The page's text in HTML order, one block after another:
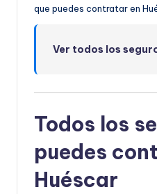
que puedes contratar en
Ver todos los
Todos los
puedes
Huéscar